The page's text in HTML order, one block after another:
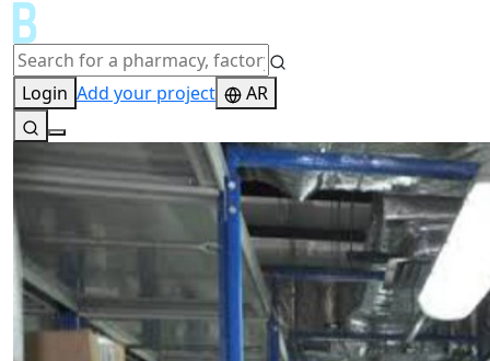
Login Add your project AR